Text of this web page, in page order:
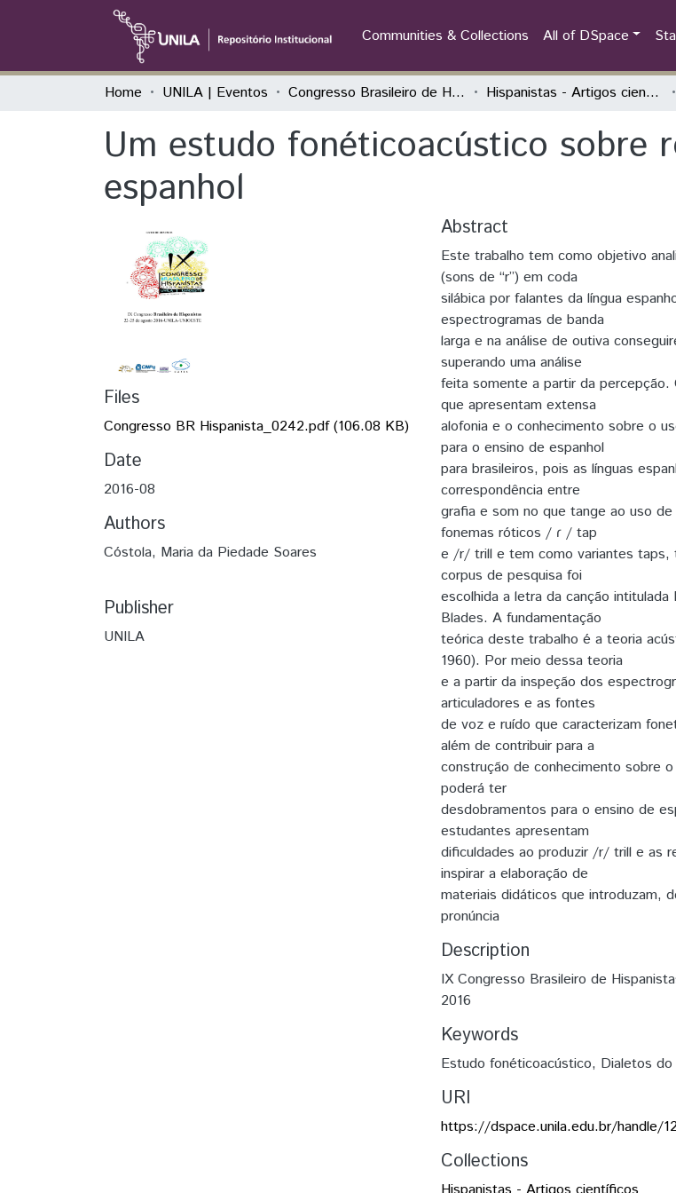
Communities & Collections All of DSpace
Home UNILA | Eventos Congresso Brasileiro de Hispanistas Hispanistas - Artigos científicos
Um estudo fonéticoacústico sobre
espanhol
Files
Congresso BR Hispanista_0242.pdf(106.08 KB)
Date
2016-08
Authors
Cóstola, Maria da Piedade Soares
Publisher
UNILA
Abstract
Este trabalho tem como objetivo
(sons de “r”) em coda
silábica por falantes da língua
espectrogramas de banda
larga e na análise de outiva
superando uma análise
feita somente a partir da
que apresentam extensa
alofonia e o conhecimento sobre o
para o ensino de espanhol
para brasileiros, pois as línguas
correspondência entre
grafia e som no que tange ao uso
fonemas róticos / ɾ / tap
e /r/ trill e tem como variantes taps,
corpus de pesquisa foi
escolhida a letra da canção
Blades. A fundamentação
teórica deste trabalho é a teoria
1960). Por meio dessa teoria
e a partir da inspeção dos
articuladores e as fontes
de voz e ruído que caracterizam
além de contribuir para a
construção de conhecimento sobre
poderá ter
desdobramentos para o ensino de
estudantes apresentam
dificuldades ao produzir /r/ trill e as
inspirar a elaboração de
materiais didáticos que introduzam,
pronúncia
Description
IX Congresso Brasileiro de
2016
Keywords
Estudo fonéticoacústico, Dialetos
URI
https://dspace.unila.edu.br/handle/
Collections